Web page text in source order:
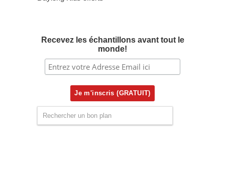
Recevez les échantillons avant tout le
monde!